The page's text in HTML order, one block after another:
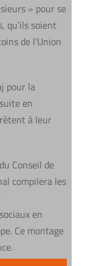
» pour se
qu’ils soient
de l’Union
pour la
en
à leur
Conseil de
compilera les
en
Ce montage